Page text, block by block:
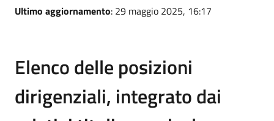
Ultimo aggiornamento: 29 maggio 2025, 16:17
Elenco delle posizioni
dirigenziali, integrato dai